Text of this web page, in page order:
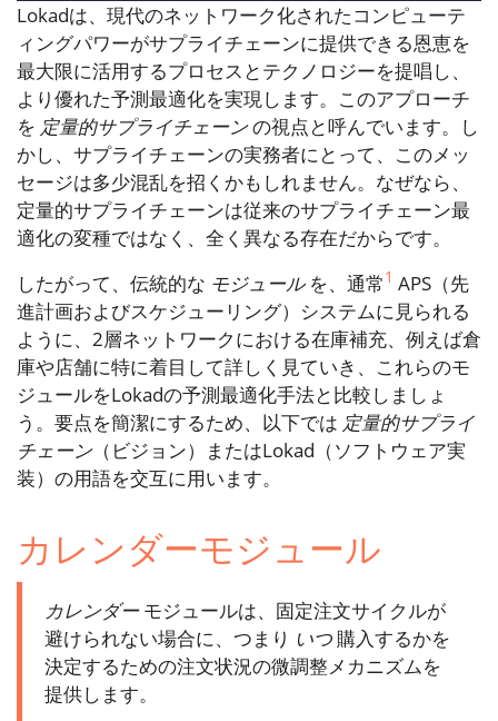
Lokadは、現代のネットワーク化されたコンピューテ
ィングパワーがサプライチェーンに提供できる恩恵を
最大限に活用するプロセスとテクノロジーを提唱し、
より優れた予測最適化を実現します。このアプローチ
を 定量的サプライチェーンの視点と呼んでいます。し
かし、サプライチェーンの実務者にとって、このメッ
セージは多少混乱を招くかもしれません。なぜなら、
定量的サプライチェーンは従来のサプライチェーン最
適化の変種ではなく、全く異なる存在だからです。
したがって、伝統的な モジュールを、通常1 APS（先
進計画およびスケジューリング）システムに見られる
ように、2層ネットワークにおける在庫補充、例えば倉
庫や店舗に特に着目して詳しく見ていき、これらのモ
ジュールをLokadの予測最適化手法と比較しましょ
う。要点を簡潔にするため、以下では 定量的サプライ
チェーン（ビジョン）またはLokad（ソフトウェア実
装）の用語を交互に用います。
カレンダーモジュール
カレンダー モジュールは、固定注文サイクルが
避けられない場合に、つまり いつ 購入するかを
決定するための注文状況の微調整メカニズムを
提供します。